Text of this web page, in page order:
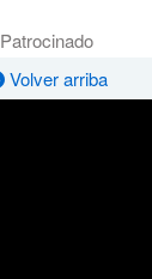
Patrocinado
Volver arriba